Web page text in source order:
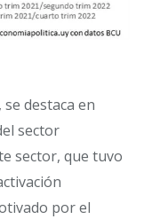
destaca en
sector
sector, que tuvo
por el